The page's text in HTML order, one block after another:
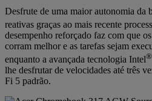
Desfrute de uma maior autonomia da
reativas graças ao mais recente
desempenho reforçado faz com que
corram melhor e as tarefas sejam
enquanto a avançada tecnologia Intel®
lhe desfrutar de velocidades até três
Fi 5 padrão.